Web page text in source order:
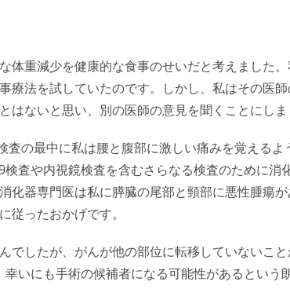
体重減少を健康的な食事のせいだと考えました
療法を試していたのです。しかし、私はその医
はないと思い、別の医師の意見を聞くことにしま
査の最中に私は腰と腹部に激しい痛みを覚える
査や内視鏡検査を含むさらなる検査のために消
化器専門医は私に膵臓の尾部と頸部に悪性腫瘍が
従ったおかげです。
でしたが、がんが他の部位に転移していないこ
いにも手術の候補者になる可能性があるという